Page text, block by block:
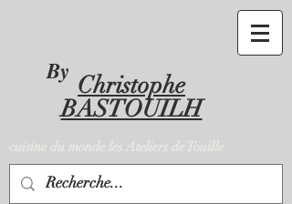
By
Christophe
BASTOUILH